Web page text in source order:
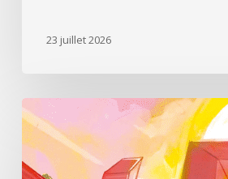
23 juillet 2026
Paris
La
Défense
lance